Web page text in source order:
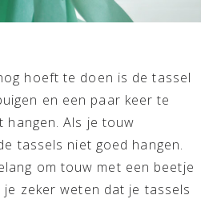
hoeft te doen is de tassel
en een paar keer te
Als je touw
tassels niet goed hangen.
om touw met een beetje
je zeker weten dat je tassels